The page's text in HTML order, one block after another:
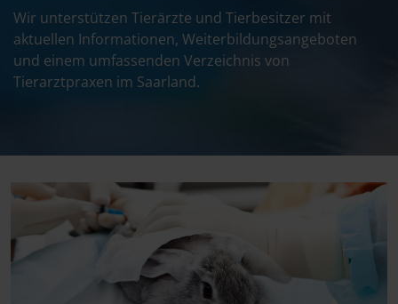
Wir unterstützen Tierärzte und Tierbesitzer mit
aktuellen Informationen, Weiterbildungsangeboten
und einem umfassenden Verzeichnis von
Tierarztpraxen im Saarland.